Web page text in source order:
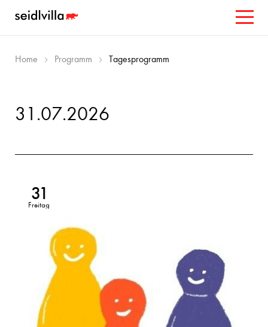
Home Programm Tagesprogramm
31.07.2026
31
Freitag